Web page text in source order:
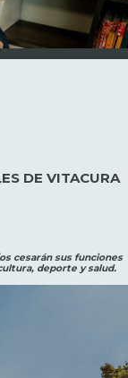
DE VITACURA
cesarán sus funciones
deporte y salud.